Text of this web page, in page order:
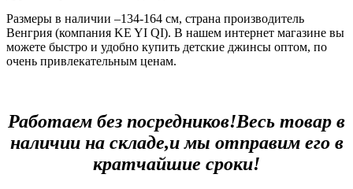
Размеры в наличии –134-164 см, страна производитель
Венгрия (компания KE YI QI). В нашем интернет магазине вы
можете быстро и удобно купить детские джинсы оптом, по
очень привлекательным ценам.
Работаем без посредников!Весь товар в
наличии на складе,и мы отправим его в
кратчайшие сроки!